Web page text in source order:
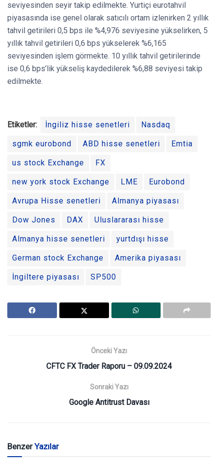
seviyesinden seyir takip edilmekte. Yurtiçi eurotahvil
piyasasında ise genel olarak satıcılı ortam izlenirken 2 yıllık
tahvil getirileri 0,5 bps ile %4,976 seviyesine yükselirken, 5
yıllık tahvil getirileri 0,6 bps yükselerek %6,165
seviyesinden işlem görmekte. 10 yıllık tahvil getirilerinde
ise 0,6 bps’lik yükseliş kaydedilerek %6,88 seviyesi takip
edilmekte.
Etiketler: İngiliz hisse senetleri Nasdaq
sgmk eurobond ABD hisse senetleri Emtia
us stock Exchange FX
new york stock Exchange LME Eurobond
Avrupa Hisse senetleri Almanya piyasası
Dow Jones DAX Uluslararası hisse
Almanya hisse senetleri yurtdışı hisse
German stock Exchange Amerika piyasası
İngiltere piyasası SP500
Önceki Yazı
CFTC FX Trader Raporu – 09.09.2024
Sonraki Yazı
Google Antitrust Davası
BenzerYazılar